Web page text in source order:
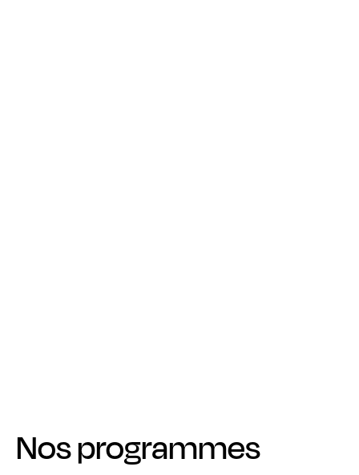
Nos programmes